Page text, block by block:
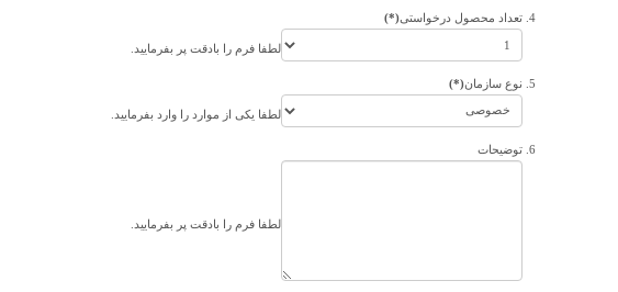
تعداد محصول درخواستی(*)
لطفا فرم را بادقت پر بفرمایید.
نوع سازمان(*)
لطفا یکی از موارد را وارد بفرمایید.
توضیحات
لطفا فرم را بادقت پر بفرمایید.